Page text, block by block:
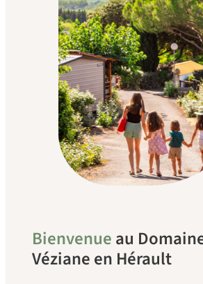
Bienvenue au
Véziane en Hérault